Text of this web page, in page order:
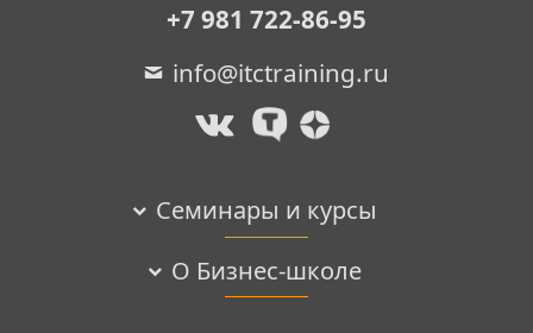
+7 981 722-86-95
info@itctraining.ru
Семинары и курсы
О Бизнес-школе